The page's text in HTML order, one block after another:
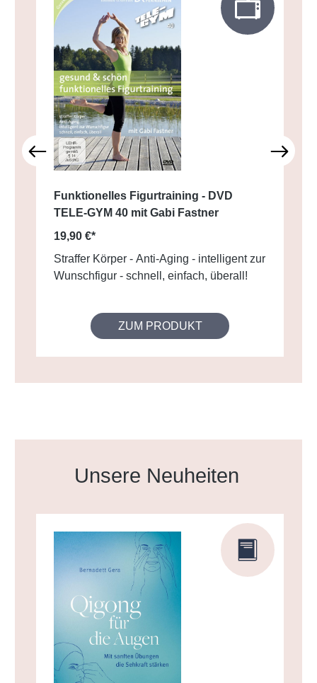
Funktionelles Figurtraining - DVD
TELE-GYM 40 mit Gabi Fastner
19,90 €*
Straffer Körper - Anti-Aging - intelligent zur
Wunschfigur - schnell, einfach, überall!
ZUM PRODUKT
Produktgalerie überspringen
Unsere Neuheiten